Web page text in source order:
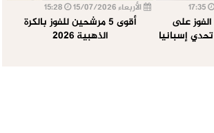
على
إسبانيا
الأربعاء 15/07/2026
أقوى 5 مرشحين للفوز بالكرة
الذهبية 2026